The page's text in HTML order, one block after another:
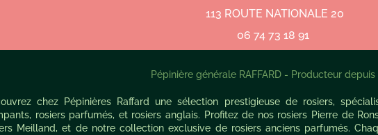
113 ROUTE NATIONALE 20
06 74 73 18 91
Pépinière générale RAFFARD - Producteur depuis
chez Pépinières Raffard une sélection prestigieuse de rosiers,
rosiers parfumés, et rosiers anglais. Profitez de nos rosiers Pierre de
Meilland, et de notre collection exclusive de rosiers anciens parfumés.